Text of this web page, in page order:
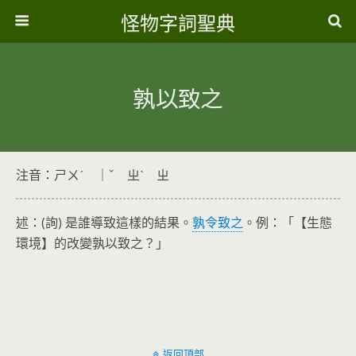
怪物字詞聖典
孰以致之
注音：ㄕㄨˊ ｜ˇ ㄓˋ ㄓ
述：(詢) 是誰導致這樣的結果。 孰令致之 。例：「【生態
環境】的改變孰以致之？」